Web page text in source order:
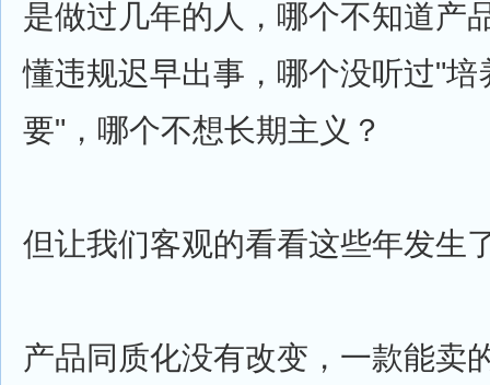
是做过几年的人，哪个不知道产
懂违规迟早出事，哪个没听过"
要"，哪个不想长期主义？
但让我们客观的看看这些年发生
产品同质化没有改变，一款能卖